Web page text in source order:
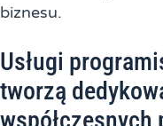
biznesu.
Usługi
tworzą